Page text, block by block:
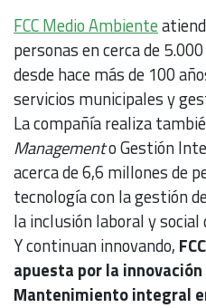
FCC Medio Ambiente
personas en cerca de
desde hace más de 100
servicios municipales y
La compañía realiza
Managemento Gestión
acerca de 6,6 millones de
tecnología con la gestión
la inclusión laboral y
Y continuan innovando,
apuesta por la
Mantenimiento integral